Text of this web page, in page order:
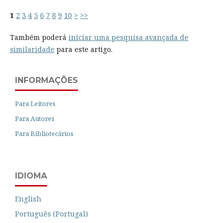
1 2 3 4 5 6 7 8 9 10 > >>
Também poderá iniciar uma pesquisa avançada de
similaridade para este artigo.
INFORMAÇÕES
Para Leitores
Para Autores
Para Bibliotecários
IDIOMA
English
Português (Portugal)